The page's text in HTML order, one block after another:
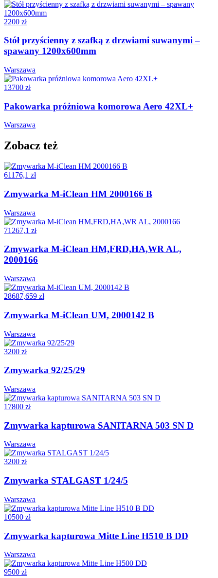
2200 zł
Stół przyścienny z szafką z drzwiami suwanymi –
spawany 1200x600mm
Warszawa
13700 zł
Pakowarka próżniowa komorowa Aero 42XL+
Warszawa
Zobacz też
61176,1 zł
Zmywarka M-iClean HM 2000166 B
Warszawa
71267,1 zł
Zmywarka M-iClean HM,FRD,HA,WR AL,
2000166
Warszawa
28687,659 zł
Zmywarka M-iClean UM, 2000142 B
Warszawa
3200 zł
Zmywarka 92/25/29
Warszawa
17800 zł
Zmywarka kapturowa SANITARNA 503 SN D
Warszawa
3200 zł
Zmywarka STALGAST 1/24/5
Warszawa
10500 zł
Zmywarka kapturowa Mitte Line H510 B DD
Warszawa
9500 zł